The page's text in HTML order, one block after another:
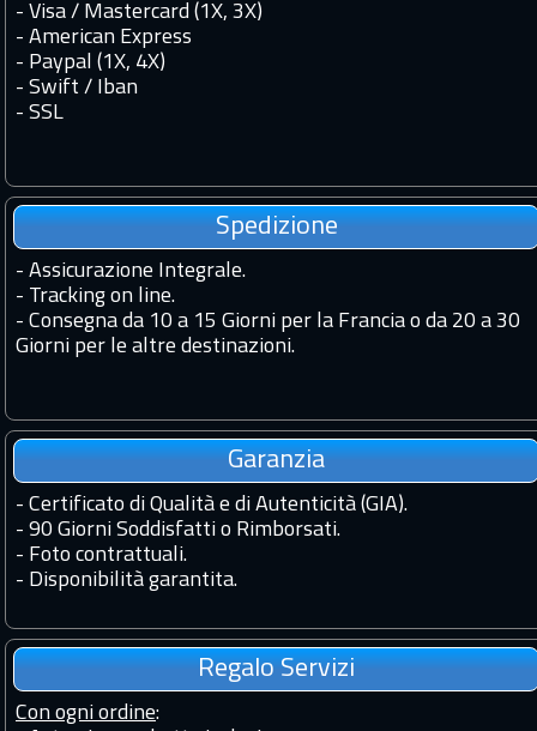
- Visa / Mastercard (1X, 3X)
- American Express
- Paypal (1X, 4X)
- Swift / Iban
- SSL
Spedizione
- Assicurazione Integrale.
- Tracking on line.
- Consegna da 10 a 15 Giorni per la Francia o da 20 a 30
Giorni per le altre destinazioni.
Garanzia
- Certificato di Qualità e di Autenticità (GIA).
- 90 Giorni Soddisfatti o Rimborsati.
- Foto contrattuali.
- Disponibilità garantita.
Regalo Servizi
Con ogni ordine: